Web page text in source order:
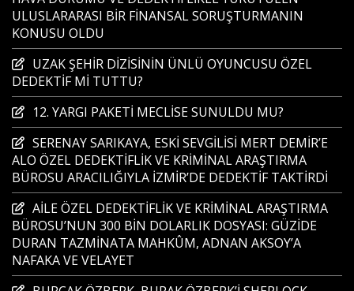
ULUSLARARASI BİR FİNANSAL SORUŞTURMANIN
KONUSU OLDU
UZAK ŞEHİR DİZİSİNİN ÜNLÜ OYUNCUSU ÖZEL
DEDEKTİF Mİ TUTTU?
12. YARGI PAKETİ MECLİSE SUNULDU MU?
SERENAY SARIKAYA, ESKİ SEVGİLİSİ MERT DEMİR’E
ALO ÖZEL DEDEKTİFLİK VE KRİMİNAL ARAŞTIRMA
BÜROSU ARACILIĞIYLA İZMİR’DE DEDEKTİF TAKTİRDİ
AİLE ÖZEL DEDEKTİFLİK VE KRİMİNAL ARAŞTIRMA
BÜROSU’NUN 300 BİN DOLARLIK DOSYASI: GÜZİDE
DURAN TAZMİNATA MAHKÛM, ADNAN AKSOY’A
NAFAKA VE VELAYET